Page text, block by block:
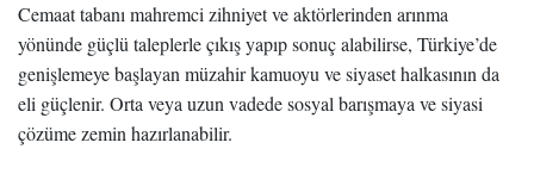
Cemaat tabanı mahremci zihniyet ve aktörlerinden arınma
yönünde güçlü taleplerle çıkış yapıp sonuç alabilirse, Türkiye’de
genişlemeye başlayan müzahir kamuoyu ve siyaset halkasının da
eli güçlenir. Orta veya uzun vadede sosyal barışmaya ve siyasi
çözüme zemin hazırlanabilir.